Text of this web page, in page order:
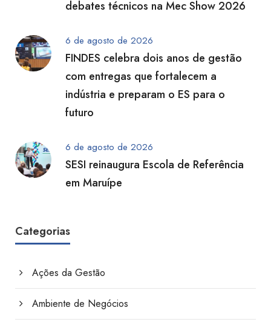
debates técnicos na Mec Show 2026
6 de agosto de 2026
FINDES celebra dois anos de gestão
com entregas que fortalecem a
indústria e preparam o ES para o
futuro
6 de agosto de 2026
SESI reinaugura Escola de Referência
em Maruípe
Categorias
Ações da Gestão
Ambiente de Negócios